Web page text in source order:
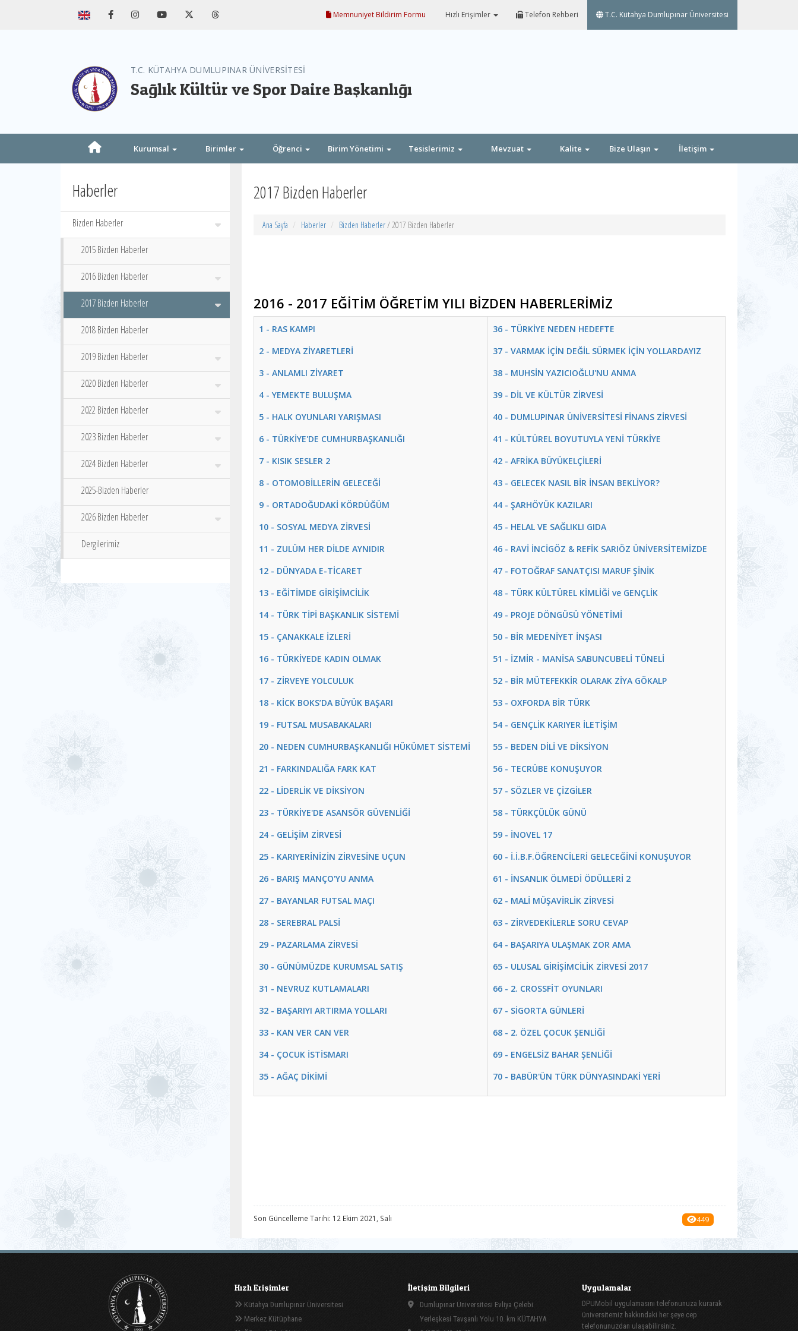
Memnuniyet Bildirim Formu Hızlı Erişimler Telefon Rehberi T.C. Kütahya Dumlupınar Üniversitesi
T.C. KÜTAHYA DUMLUPINAR ÜNİVERSİTESİ
Sağlık Kültür ve Spor Daire Başkanlığı
Kurumsal Birimler Öğrenci Birim Yönetimi Tesislerimiz Mevzuat Kalite Bize Ulaşın İletişim
Haberler
Bizden Haberler
2015 Bizden Haberler
2016 Bizden Haberler
2017 Bizden Haberler
2018 Bizden Haberler
2019 Bizden Haberler
2020 Bizden Haberler
2022 Bizden Haberler
2023 Bizden Haberler
2024 Bizden Haberler
2025-Bizden Haberler
2026 Bizden Haberler
Dergilerimiz
2017 Bizden Haberler
Ana Sayfa Haberler Bizden Haberler/ 2017 Bizden Haberler
2016 - 2017 EĞİTİM ÖĞRETİM YILI BİZDEN HABERLERİMİZ
1 - RAS KAMPI
2 - MEDYA ZİYARETLERİ
3 - ANLAMLI ZİYARET
4 - YEMEKTE BULUŞMA
5 - HALK OYUNLARI YARIŞMASI
6 - TÜRKİYE'DE CUMHURBAŞKANLIĞI
7 - KISIK SESLER 2
8 - OTOMOBİLLERİN GELECEĞİ
9 - ORTADOĞUDAKİ KÖRDÜĞÜM
10 - SOSYAL MEDYA ZİRVESİ
11 - ZULÜM HER DİLDE AYNIDIR
12 - DÜNYADA E-TİCARET
13 - EĞİTİMDE GİRİŞİMCİLİK
14 - TÜRK TİPİ BAŞKANLIK SİSTEMİ
15 - ÇANAKKALE İZLERİ
16 - TÜRKİYEDE KADIN OLMAK
17 - ZİRVEYE YOLCULUK
18 - KİCK BOKS’DA BÜYÜK BAŞARI
19 - FUTSAL MUSABAKALARI
20 - NEDEN CUMHURBAŞKANLIĞI HÜKÜMET SİSTEMİ
21 - FARKINDALIĞA FARK KAT
22 - LİDERLİK VE DİKSİYON
23 - TÜRKİYE'DE ASANSÖR GÜVENLİĞİ
24 - GELİŞİM ZİRVESİ
25 - KARIYERİNİZİN ZİRVESİNE UÇUN
26 - BARIŞ MANÇO'YU ANMA
27 - BAYANLAR FUTSAL MAÇI
28 - SEREBRAL PALSİ
29 - PAZARLAMA ZİRVESİ
30 - GÜNÜMÜZDE KURUMSAL SATIŞ
31 - NEVRUZ KUTLAMALARI
32 - BAŞARIYI ARTIRMA YOLLARI
33 - KAN VER CAN VER
34 - ÇOCUK İSTİSMARI
35 - AĞAÇ DİKİMİ
36 - TÜRKİYE NEDEN HEDEFTE
37 - VARMAK İÇİN DEĞİL SÜRMEK İÇİN YOLLARDAYIZ
38 - MUHSİN YAZICIOĞLU'NU ANMA
39 - DİL VE KÜLTÜR ZİRVESİ
40 - DUMLUPINAR ÜNİVERSİTESİ FİNANS ZİRVESİ
41 - KÜLTÜREL BOYUTUYLA YENİ TÜRKİYE
42 - AFRİKA BÜYÜKELÇİLERİ
43 - GELECEK NASIL BİR İNSAN BEKLİYOR?
44 - ŞARHÖYÜK KAZILARI
45 - HELAL VE SAĞLIKLI GIDA
46 - RAVİ İNCİGÖZ & REFİK SARIÖZ ÜNİVERSİTEMİZDE
47 - FOTOĞRAF SANATÇISI MARUF ŞİNİK
48 - TÜRK KÜLTÜREL KİMLİĞİ ve GENÇLİK
49 - PROJE DÖNGÜSÜ YÖNETİMİ
50 - BİR MEDENİYET İNŞASI
51 - İZMİR - MANİSA SABUNCUBELİ TÜNELİ
52 - BİR MÜTEFEKKİR OLARAK ZİYA GÖKALP
53 - OXFORDA BİR TÜRK
54 - GENÇLİK KARIYER İLETİŞİM
55 - BEDEN DİLİ VE DİKSİYON
56 - TECRÜBE KONUŞUYOR
57 - SÖZLER VE ÇİZGİLER
58 - TÜRKÇÜLÜK GÜNÜ
59 - İNOVEL 17
60 - İ.İ.B.F.ÖĞRENCİLERİ GELECEĞİNİ KONUŞUYOR
61 - İNSANLIK ÖLMEDİ ÖDÜLLERİ 2
62 - MALİ MÜŞAVİRLİK ZİRVESİ
63 - ZİRVEDEKİLERLE SORU CEVAP
64 - BAŞARIYA ULAŞMAK ZOR AMA
65 - ULUSAL GİRİŞİMCİLİK ZİRVESİ 2017
66 - 2. CROSSFİT OYUNLARI
67 - SİGORTA GÜNLERİ
68 - 2. ÖZEL ÇOCUK ŞENLİĞİ
69 - ENGELSİZ BAHAR ŞENLİĞİ
70 - BABÜR'ÜN TÜRK DÜNYASINDAKİ YERİ
Son Güncelleme Tarihi: 12 Ekim 2021, Salı 449
Hızlı Erişimler
Kütahya Dumlupınar Üniversitesi
Merkez Kütüphane
İletişim Bilgileri
Dumlupınar Üniversitesi Evliya Çelebi
Yerleşkesi Tavşanlı Yolu 10. km KÜTAHYA
Uygulamalar
DPUMobil uygulamasını telefonunuza kurarak
üniversitemiz hakkındaki her şeye cep
telefonunuzdan ulaşabilirsiniz.